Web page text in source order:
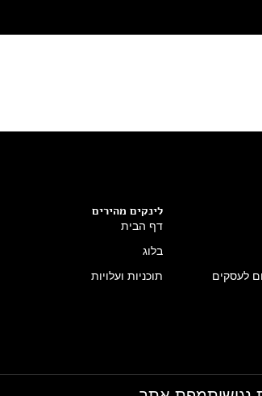
לינקים מהירים
דף הבית
בלוג
תוכניות ועלויות
לעסקים